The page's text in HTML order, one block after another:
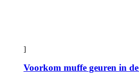
]
Voorkom muffe geuren in